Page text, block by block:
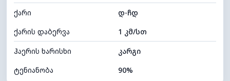
განათების ინდექსი 0 (ბნელი)
ღრუბლის სიმაღლე 5600 მ
ქარი
დ-ჩდ
ქარის დაბერვა
1 კმ/სთ
ჰაერის ხარისხი
კარგი
ტენიანობა
90%